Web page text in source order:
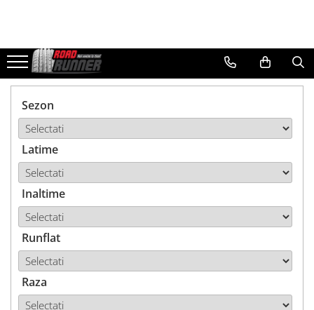
Schimb de anvelope acasă sau la
birou
Asistență în caz de pană
Hotel de anvelope
Sezon
Latime
Inaltime
Runflat
Raza